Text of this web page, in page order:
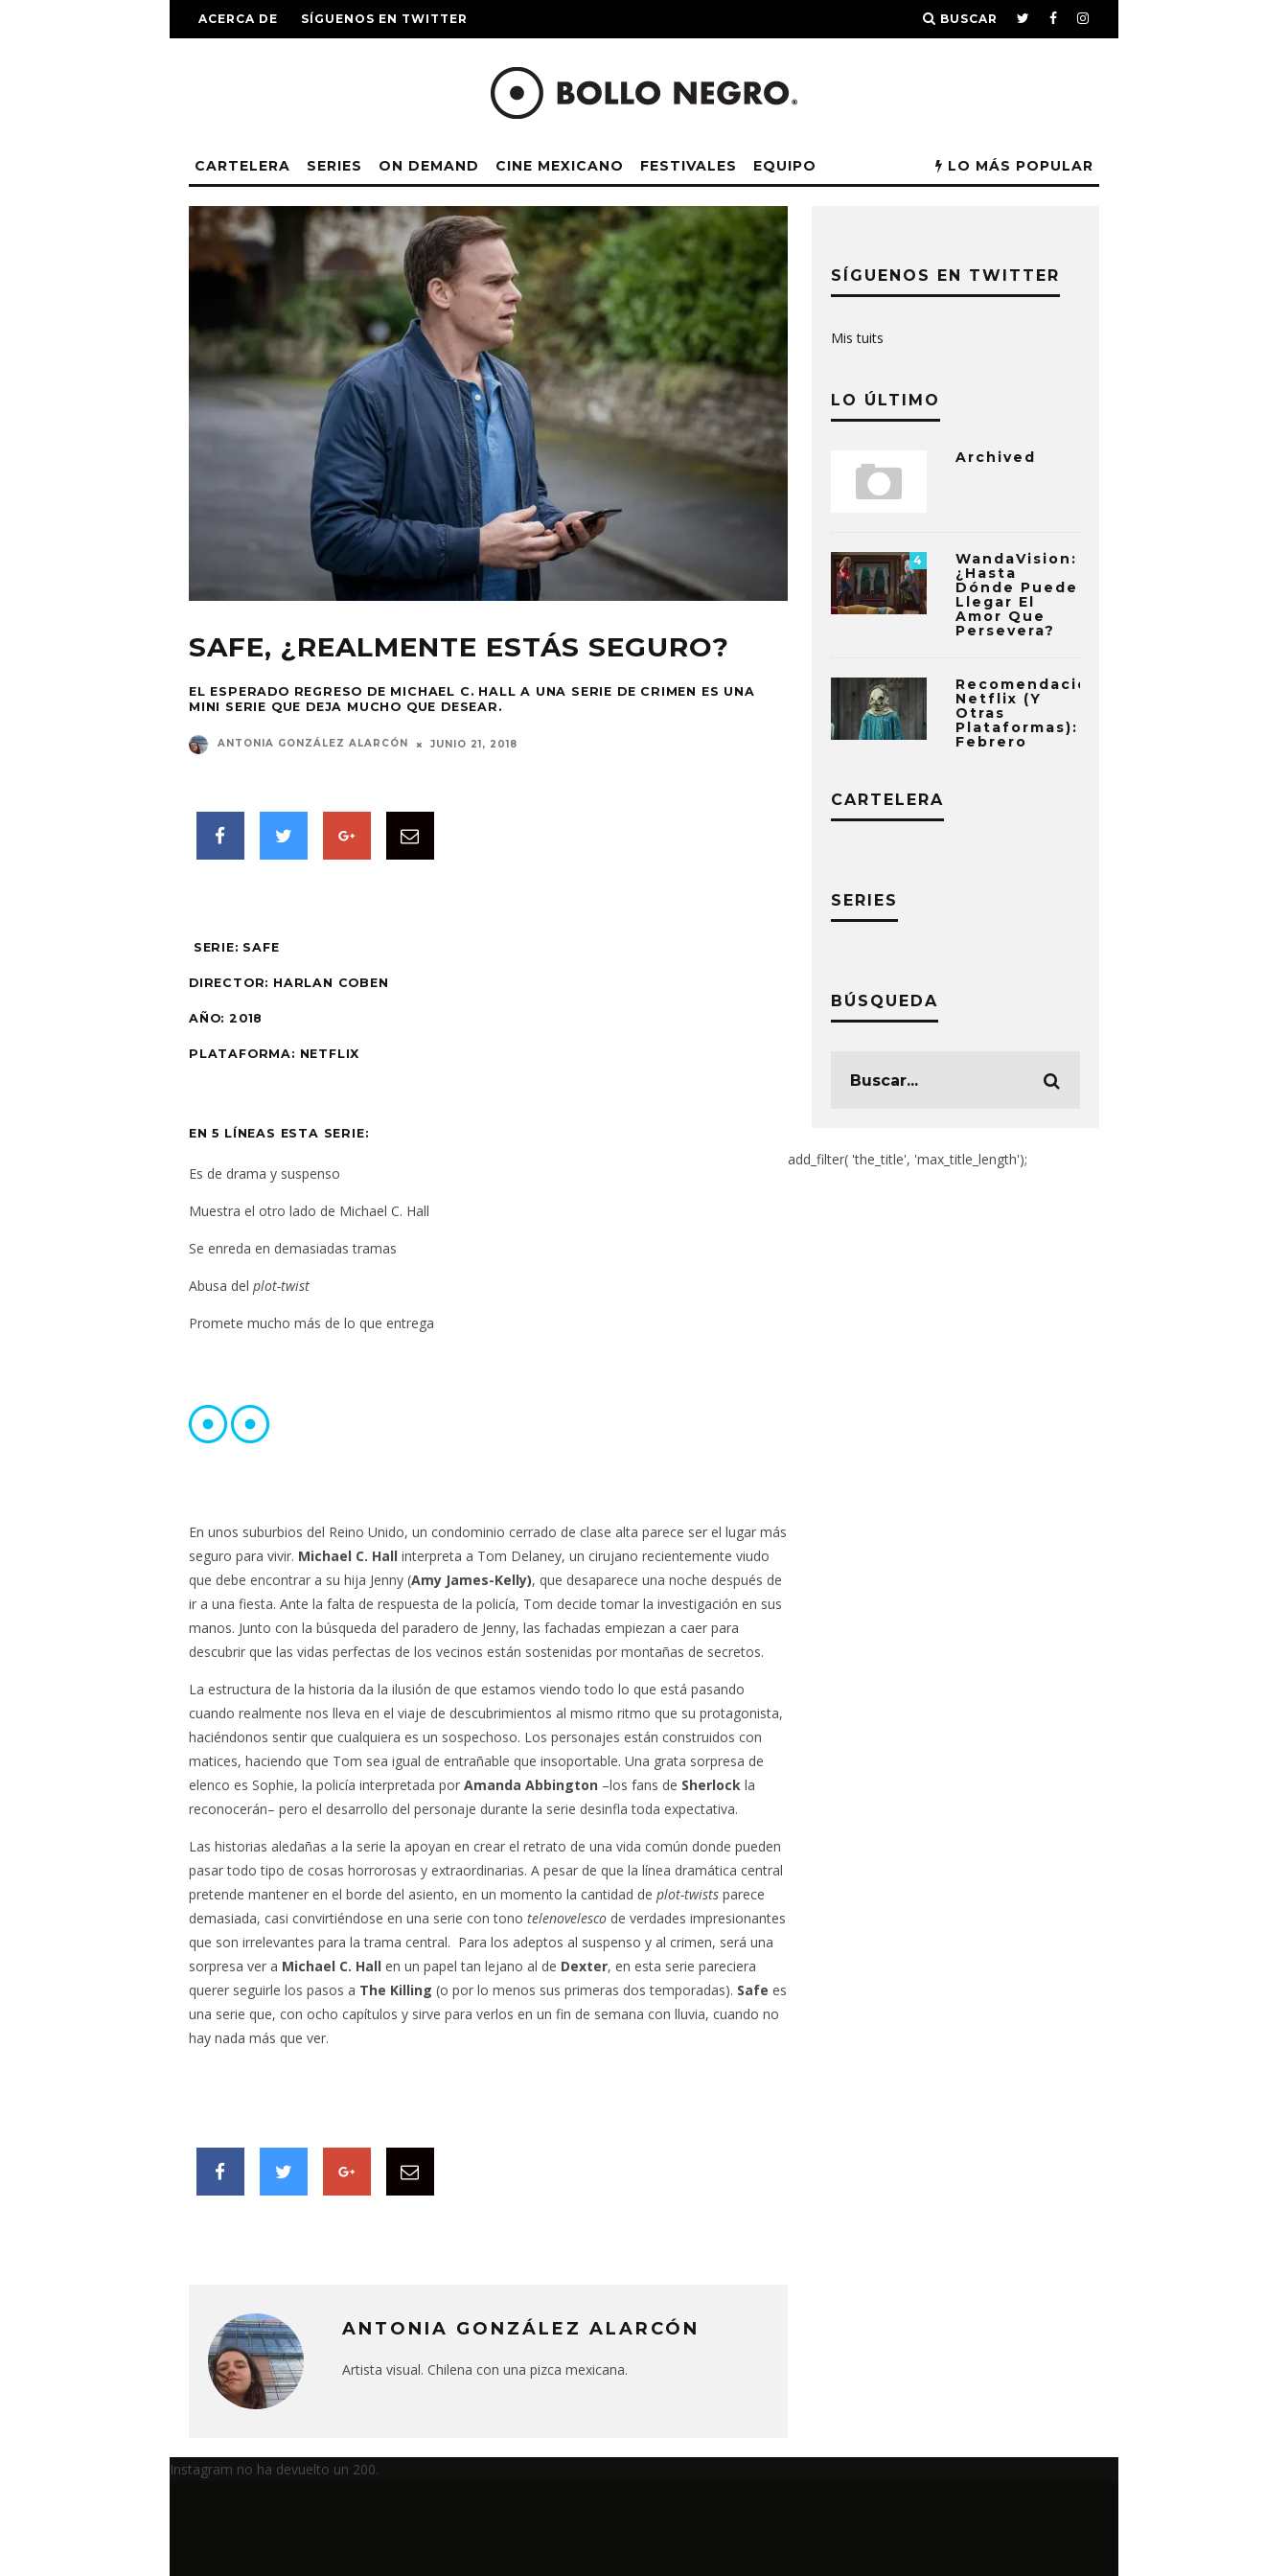
ACERCA DE SÍGUENOS EN TWITTER BUSCAR
CARTELERA SERIES ON DEMAND CINE MEXICANO FESTIVALES EQUIPO LO MÁS POPULAR
SAFE, ¿REALMENTE ESTÁS SEGURO?
EL ESPERADO REGRESO DE MICHAEL C. HALL A UNA SERIE DE CRIMEN ES UNA
MINI SERIE QUE DEJA MUCHO QUE DESEAR.
ANTONIA GONZÁLEZ ALARCÓN JUNIO 21, 2018
SERIE: SAFE
DIRECTOR: HARLAN COBEN
AÑO: 2018
PLATAFORMA: NETFLIX
EN 5 LÍNEAS ESTA SERIE:
Es de drama y suspenso
Muestra el otro lado de Michael C. Hall
Se enreda en demasiadas tramas
Abusa del plot-twist
Promete mucho más de lo que entrega
En unos suburbios del Reino Unido, un condominio cerrado de clase alta parece ser el lugar más
seguro para vivir. Michael C. Hall interpreta a Tom Delaney, un cirujano recientemente viudo
que debe encontrar a su hija Jenny (Amy James-Kelly), que desaparece una noche después de
ir a una fiesta. Ante la falta de respuesta de la policía, Tom decide tomar la investigación en sus
manos. Junto con la búsqueda del paradero de Jenny, las fachadas empiezan a caer para
descubrir que las vidas perfectas de los vecinos están sostenidas por montañas de secretos.
La estructura de la historia da la ilusión de que estamos viendo todo lo que está pasando
cuando realmente nos lleva en el viaje de descubrimientos al mismo ritmo que su protagonista,
haciéndonos sentir que cualquiera es un sospechoso. Los personajes están construidos con
matices, haciendo que Tom sea igual de entrañable que insoportable. Una grata sorpresa de
elenco es Sophie, la policía interpretada por Amanda Abbington –los fans de Sherlock la
reconocerán– pero el desarrollo del personaje durante la serie desinfla toda expectativa.
Las historias aledañas a la serie la apoyan en crear el retrato de una vida común donde pueden
pasar todo tipo de cosas horrorosas y extraordinarias. A pesar de que la línea dramática central
pretende mantener en el borde del asiento, en un momento la cantidad de plot-twists parece
demasiada, casi convirtiéndose en una serie con tono telenovelesco de verdades impresionantes
que son irrelevantes para la trama central. Para los adeptos al suspenso y al crimen, será una
sorpresa ver a Michael C. Hall en un papel tan lejano al de Dexter, en esta serie pareciera
querer seguirle los pasos a The Killing (o por lo menos sus primeras dos temporadas). Safe es
una serie que, con ocho capítulos y sirve para verlos en un fin de semana con lluvia, cuando no
hay nada más que ver.
ANTONIA GONZÁLEZ ALARCÓN
Artista visual. Chilena con una pizca mexicana.
SÍGUENOS EN TWITTER
Mis tuits
LO ÚLTIMO
Archived
4
WandaVision:
¿Hasta
Dónde Puede
Llegar El
Amor Que
Persevera?
Recomendaciones
Netflix (y
Otras
Plataformas):
Febrero
CARTELERA
SERIES
BÚSQUEDA
add_filter( 'the_title', 'max_title_length');
Instagram no ha devuelto un 200.